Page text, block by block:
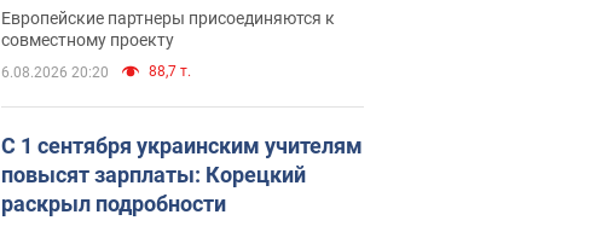
поддержке аграриев. Видео
Европейские партнеры присоединяются к
совместному проекту
6.08.2026 20:20 88,7 т.
С 1 сентября украинским учителям
повысят зарплаты: Корецкий
раскрыл подробности